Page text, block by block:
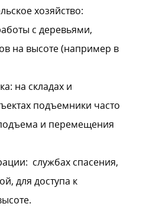
хозяйство:
с деревьями,
на высоте (например в
на складах и
подъемники часто
и перемещения
службах спасения,
для доступа к